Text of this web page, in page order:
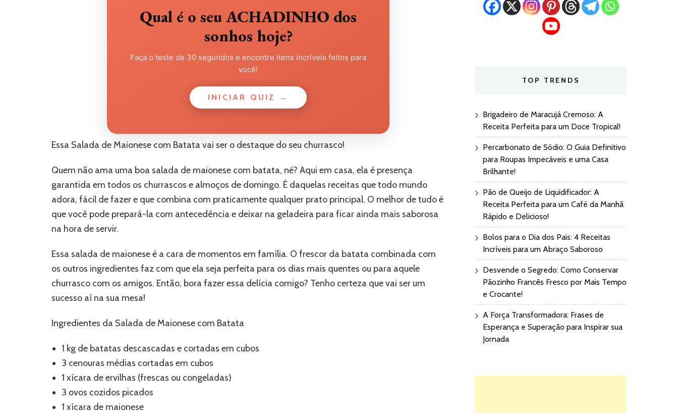
Qual é o seu ACHADINHO dos
sonhos hoje?
Faça o teste de 30 segundos e encontre itens incríveis feitos para
você!
INICIAR QUIZ →
Essa Salada de Maionese com Batata vai ser o destaque do seu churrasco!
Quem não ama uma boa salada de maionese com batata, né? Aqui em casa, ela é presença
garantida em todos os churrascos e almoços de domingo. É daquelas receitas que todo mundo
adora, fácil de fazer e que combina com praticamente qualquer prato principal. O melhor de tudo é
que você pode prepará-la com antecedência e deixar na geladeira para ficar ainda mais saborosa
na hora de servir.
Essa salada de maionese é a cara de momentos em família. O frescor da batata combinada com
os outros ingredientes faz com que ela seja perfeita para os dias mais quentes ou para aquele
churrasco com os amigos. Então, bora fazer essa delícia comigo? Tenho certeza que vai ser um
sucesso aí na sua mesa!
Ingredientes da Salada de Maionese com Batata
1 kg de batatas descascadas e cortadas em cubos
3 cenouras médias cortadas em cubos
1 xícara de ervilhas (frescas ou congeladas)
3 ovos cozidos picados
1 xícara de maionese
TOP TRENDS
Brigadeiro de Maracujá Cremoso: A
Receita Perfeita para um Doce Tropical!
Percarbonato de Sódio: O Guia Definitivo
para Roupas Impecáveis e uma Casa
Brilhante!
Pão de Queijo de Liquidificador: A
Receita Perfeita para um Café da Manhã
Rápido e Delicioso!
Bolos para o Dia dos Pais: 4 Receitas
Incríveis para um Abraço Saboroso
Desvende o Segredo: Como Conservar
Pãozinho Francês Fresco por Mais Tempo
e Crocante!
A Força Transformadora: Frases de
Esperança e Superação para Inspirar sua
Jornada